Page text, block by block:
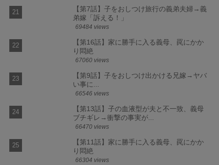
【第7話】子をおしつけ旅行の義弟夫婦→義
弟嫁「訴える！」
69484 views
【第16話】家に勝手に入る義母、罠にかか
り悶絶
67060 views
【第9話】子をおしつけ出かける兄嫁→ヤバ
い事に...
66546 views
【第13話】子の血液型が夫と不一致、義母
ブチギレ→衝撃の事実が...
66470 views
【第11話】家に勝手に入る義母、罠にかか
り悶絶
66304 views